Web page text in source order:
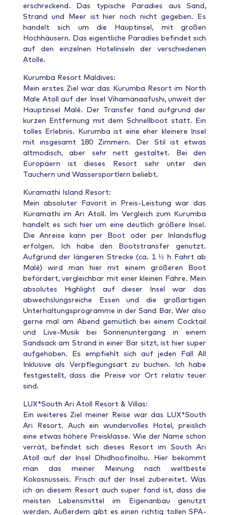
erschreckend. Das typische Paradies aus Sand,
Strand und Meer ist hier noch nicht gegeben. Es
handelt sich um die Hauptinsel, mit großen
Hochhäusern. Das eigentliche Paradies befindet sich
auf den einzelnen Hotelinseln der verschiedenen
Atolle.
Kurumba Resort Maldives:
Mein erstes Ziel war das Kurumba Resort im North
Male Atoll auf der Insel Vihamanaafushi, unweit der
Hauptinsel Malé. Der Transfer fand aufgrund der
kurzen Entfernung mit dem Schnellboot statt. Ein
tolles Erlebnis. Kurumba ist eine eher kleinere Insel
mit insgesamt 180 Zimmern. Der Stil ist etwas
altmodisch, aber sehr nett gestaltet. Bei den
Europäern ist dieses Resort sehr unter den
Tauchern und Wassersportlern beliebt.
Kuramathi Island Resort:
Mein absoluter Favorit in Preis-Leistung war das
Kuramathi im Ari Atoll. Im Vergleich zum Kurumba
handelt es sich hier um eine deutlich größere Insel.
Die Anreise kann per Boot oder per Inlandsflug
erfolgen. Ich habe den Bootstransfer genutzt.
Aufgrund der längeren Strecke (ca. 1 ½ h Fahrt ab
Malé) wird man hier mit einem größeren Boot
befördert, vergleichbar mit einer kleinen Fähre. Mein
absolutes Highlight auf dieser Insel war das
abwechslungsreiche Essen und die großartigen
Unterhaltungsprogramme in der Sand Bar. Wer also
gerne mal am Abend gemütlich bei einem Cocktail
und Live-Musik bei Sonnenuntergang in einem
Sandsack am Strand in einer Bar sitzt, ist hier super
aufgehoben. Es empfiehlt sich auf jeden Fall All
Inklusive als Verpflegungsart zu buchen. Ich habe
festgestellt, dass die Preise vor Ort relativ teuer
sind.
LUX*South Ari Atoll Resort & Villas:
Ein weiteres Ziel meiner Reise war das LUX*South
Ari Resort. Auch ein wundervolles Hotel, preislich
eine etwas höhere Preisklasse. Wie der Name schon
verrät, befindet sich dieses Resort im South Ari
Atoll auf der Insel Dhidhoofinolhu. Hier bekommt
man das meiner Meinung nach weltbeste
Kokosnusseis. Frisch auf der Insel zubereitet. Was
ich an diesem Resort auch super fand ist, dass die
meisten Lebensmittel im Eigenanbau genutzt
werden. Außerdem gibt es einen richtig tollen SPA-